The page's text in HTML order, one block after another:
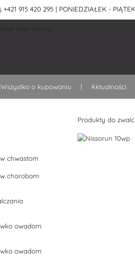
+421 915 420 295 | PONIEDZIAŁEK -
Wszystko o kupowaniu Aktualności
chwastom
chorobom
owadom
owadom
Produkty do